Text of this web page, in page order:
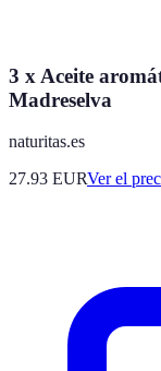
3 x Aceite
Madreselva
naturitas.es
27.93 EURVer el